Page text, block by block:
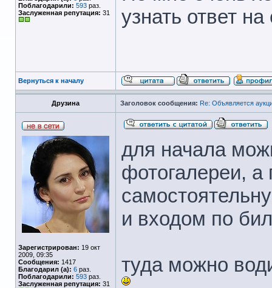
Поблагодарили: 593 раз.
Заслуженная репутация: 31
узнать ответ
Вернуться к началу
Друзина Заголовок сообщения: Re: Объявляется
Зарегистрирован: 19 окт
2009, 09:35
Сообщения: 1417
Благодарил (а): 6 раз.
Поблагодарили: 593 раз.
Заслуженная репутация: 31
для начала
фотогалереи, а
и входом по
туда можно